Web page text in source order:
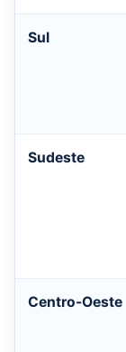
Sul
Sudeste
Centro-Oeste